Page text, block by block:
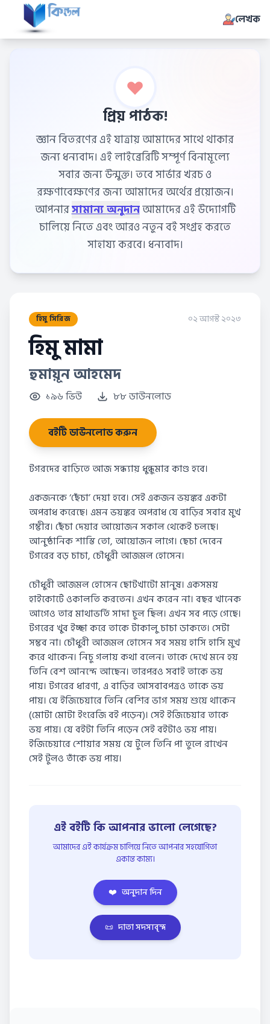
লেখক
প্রিয় পাঠক!
জ্ঞান বিতরণের এই যাত্রায় আমাদের সাথে থাকার
জন্য ধন্যবাদ। এই লাইব্রেরিটি সম্পূর্ণ বিনামূল্যে
সবার জন্য উন্মুক্ত। তবে সার্ভার খরচ ও
রক্ষণাবেক্ষণের জন্য আমাদের অর্থের প্রয়োজন।
আপনার
সামান্য অনুদানআমাদের এই উদ্যোগটি
চালিয়ে নিতে এবং আরও নতুন বই সংগ্রহ করতে
সাহায্য করবে। ধন্যবাদ।
হিমু সিরিজ ০২ আগস্ট ২০২৩
হিমু মামা
হুমায়ূন আহমেদ
১৯৬ ভিউ ৮৮ ডাউনলোড
বইটি ডাউনলোড করুন
টগরদের বাড়িতে আজ সন্ধ্যায় ধুন্ধুমার কাণ্ড হবে।
একজনকে ‘ছেঁচা’ দেয়া হবে। সেই একজন ভয়ঙ্কর একটা
অপরাধ করেছে। এমন ভয়ঙ্কর অপরাধ যে বাড়ির সবার মুখ
গম্ভীর। ছেঁচা দেয়ার আয়োজন সকাল থেকেই চলছে।
আনুষ্ঠানিক শাস্তি তো, আয়োজন লাগে। ছেচা দেবেন
টগরের বড় চাচা, চৌধুরী আজমল হোসেন।
চৌধুরী আজমল হোসেন ছোটখাটো মানুষ। একসময়
হাইকোর্টে ওকালতি করতেন। এখন করেন না। বছর খানেক
আগেও তার মাথাভর্তি সাদা চুল ছিল। এখন সব পড়ে গেছে।
টগরের খুব ইচ্ছা করে তাকে টাকালু চাচা ডাকতে। সেটা
সম্ভব না। চৌধুরী আজমল হোসেন সব সময় হাসি হাসি মুখ
করে থাকেন। নিচু গলায় কথা বলেন। তাকে দেখে মনে হয়
তিনি বেশ আনন্দে আছেন। তারপরও সবাই তাকে ভয়
পায়। টগরের ধারণা, এ বাড়ির আসবাবপত্রও তাকে ভয়
পায়। যে ইজিচেয়ারে তিনি বেশির ভাগ সময় শুয়ে থাকেন
(মোটা মোটা ইংরেজি বই পড়েন)। সেই ইজিচেয়ার তাকে
ভয় পায়। যে বইটা তিনি পড়েন সেই বইটাও ভয় পায়।
ইজিচেয়ারে শোয়ার সময় যে টুলে তিনি পা তুলে রাখেন
সেই টুলও তাঁকে ভয় পায়।
এই বইটি কি আপনার ভালো লেগেছে?
আমাদের এই কার্যক্রম চালিয়ে নিতে আপনার সহযোগিতা
একান্ত কাম্য।
❤️ অনুদান দিন
📜 দাতা সদস্যবৃন্দ